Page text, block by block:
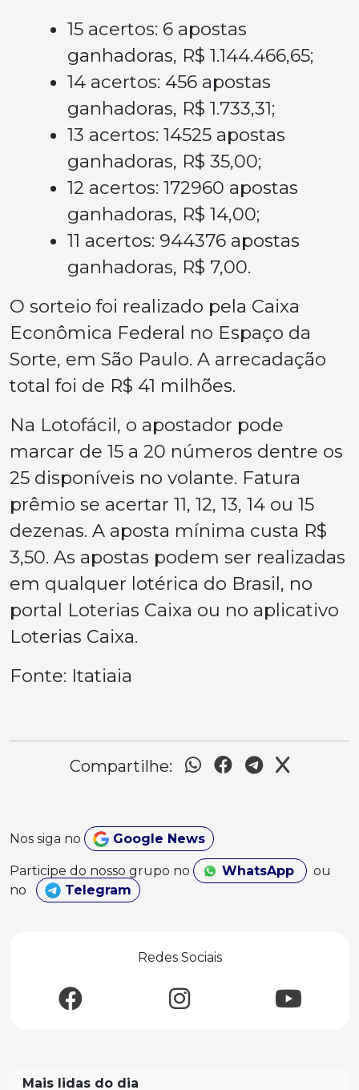
15 acertos: 6 apostas
ganhadoras, R$ 1.144.466,65;
14 acertos: 456 apostas
ganhadoras, R$ 1.733,31;
13 acertos: 14525 apostas
ganhadoras, R$ 35,00;
12 acertos: 172960 apostas
ganhadoras, R$ 14,00;
11 acertos: 944376 apostas
ganhadoras, R$ 7,00.
O sorteio foi realizado pela Caixa
Econômica Federal no Espaço da
Sorte, em São Paulo. A arrecadação
total foi de R$ 41 milhões.
Na Lotofácil, o apostador pode
marcar de 15 a 20 números dentre os
25 disponíveis no volante. Fatura
prêmio se acertar 11, 12, 13, 14 ou 15
dezenas. A aposta mínima custa R$
3,50. As apostas podem ser realizadas
em qualquer lotérica do Brasil, no
portal Loterias Caixa ou no aplicativo
Loterias Caixa.
Fonte: Itatiaia
Compartilhe:
Nos siga no Google News
Participe do nosso grupo no WhatsApp
ou
no
Telegram
Redes Sociais
Mais lidas do dia